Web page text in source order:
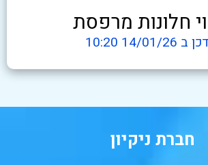
חלונות מרפסת
01/26 10:20
חברת ניקיון